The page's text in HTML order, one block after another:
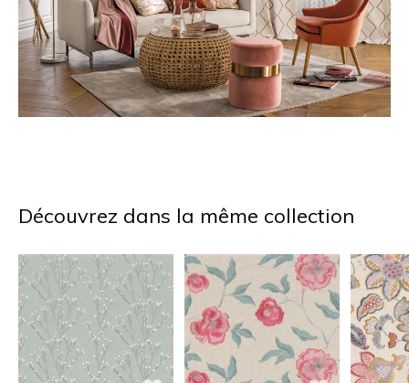
Découvrez dans la même collection